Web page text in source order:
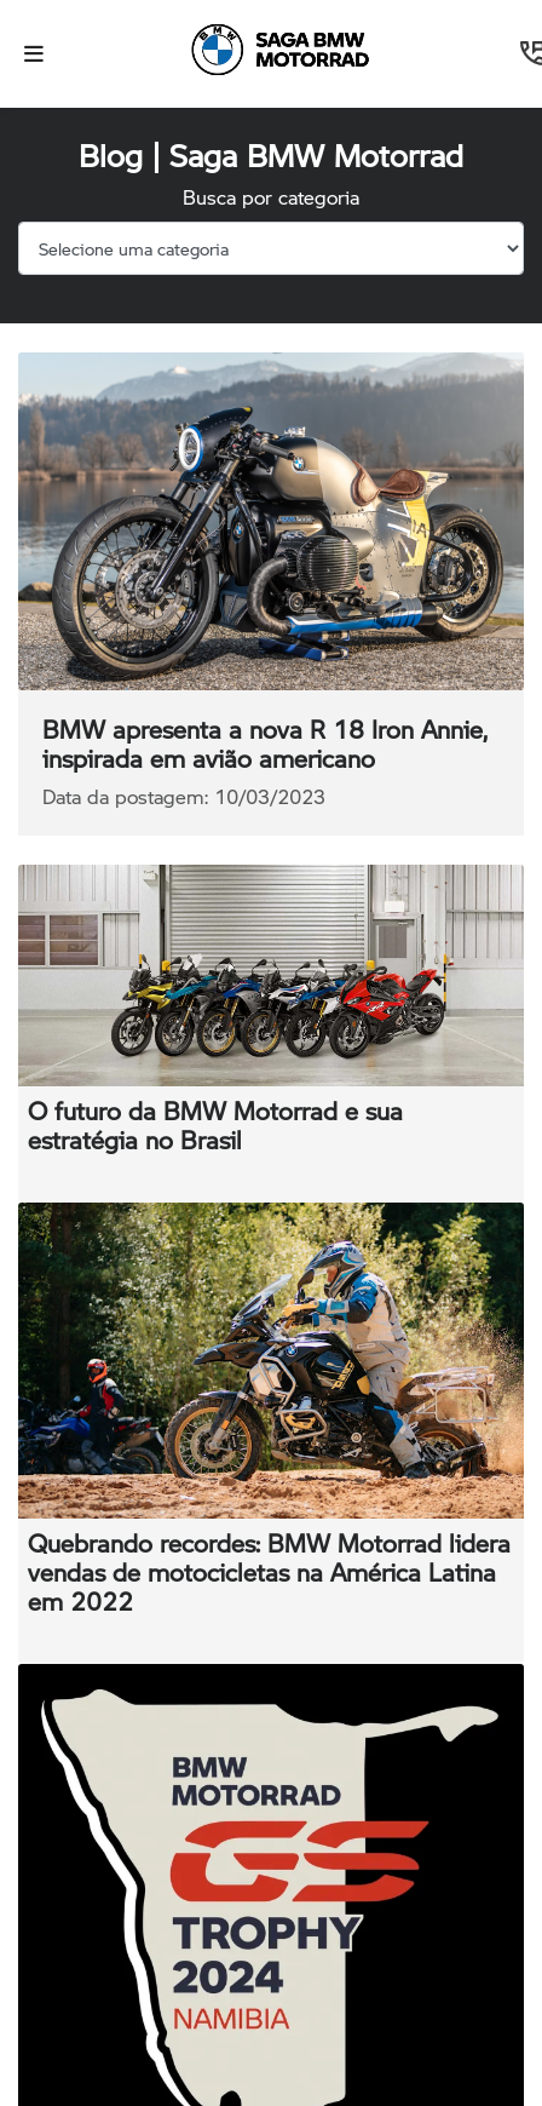
Blog | Saga BMW Motorrad
Busca por categoria
BMW apresenta a nova R 18 Iron Annie,
inspirada em avião americano
Data da postagem: 10/03/2023
O futuro da BMW Motorrad e sua
estratégia no Brasil
Quebrando recordes: BMW Motorrad lidera
vendas de motocicletas na América Latina
em 2022